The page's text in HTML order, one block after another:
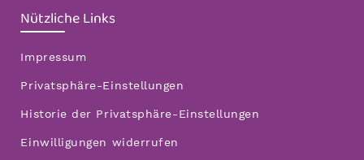
Nützliche Links
Impressum
Privatsphäre-Einstellungen
Historie der Privatsphäre-Einstellungen
Einwilligungen widerrufen